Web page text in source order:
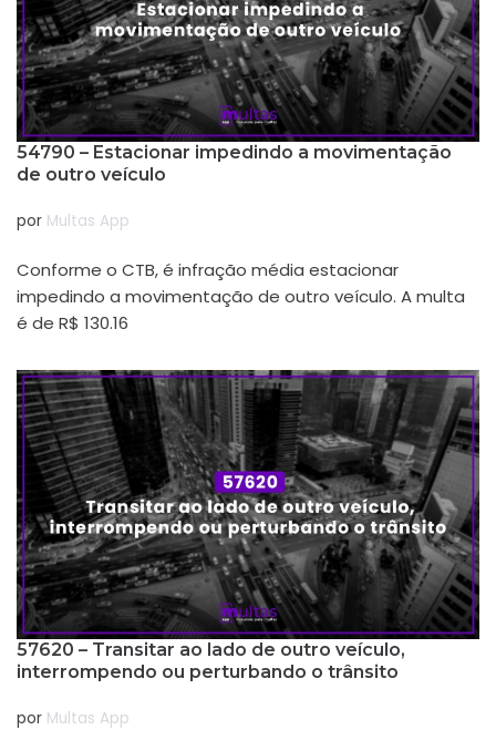
54790 – Estacionar impedindo a movimentação
de outro veículo
por Multas App
Conforme o CTB, é infração média estacionar
impedindo a movimentação de outro veículo. A multa
é de R$ 130.16
57620 – Transitar ao lado de outro veículo,
interrompendo ou perturbando o trânsito
por Multas App